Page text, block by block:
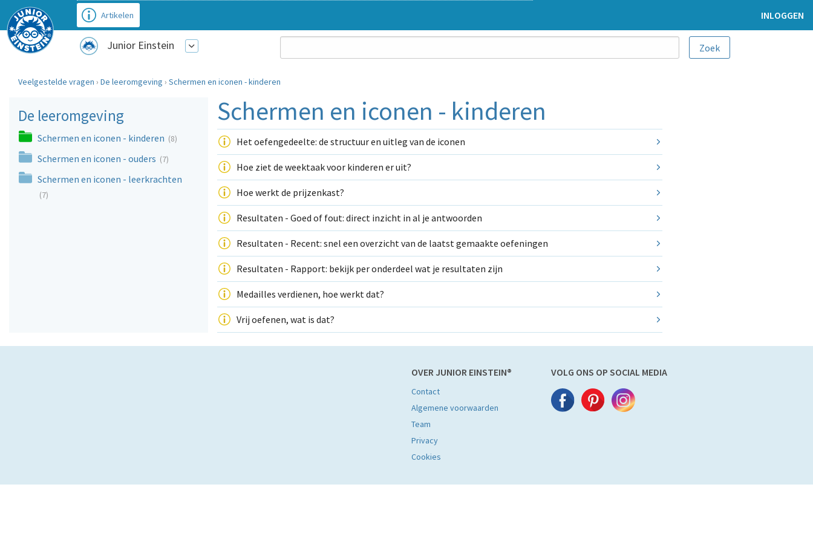
INLOGGEN
Artikelen
Junior Einstein
Veelgestelde vragen › De leeromgeving › Schermen en iconen - kinderen
De leeromgeving
Schermen en iconen - kinderen (8)
Schermen en iconen - ouders (7)
Schermen en iconen - leerkrachten
(7)
Schermen en iconen - kinderen
Het oefengedeelte: de structuur en uitleg van de iconen
Hoe ziet de weektaak voor kinderen er uit?
Hoe werkt de prijzenkast?
Resultaten - Goed of fout: direct inzicht in al je antwoorden
Resultaten - Recent: snel een overzicht van de laatst gemaakte oefeningen
Resultaten - Rapport: bekijk per onderdeel wat je resultaten zijn
Medailles verdienen, hoe werkt dat?
Vrij oefenen, wat is dat?
OVER JUNIOR EINSTEIN®
Contact
Algemene voorwaarden
Team
Privacy
Cookies
VOLG ONS OP SOCIAL MEDIA